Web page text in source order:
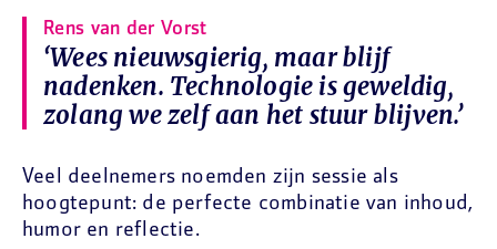
Rens van der Vorst
‘Wees nieuwsgierig, maar blijf
nadenken. Technologie is geweldig,
zolang we zelf aan het stuur blijven.’
Veel deelnemers noemden zijn sessie als
hoogtepunt: de perfecte combinatie van inhoud,
humor en reflectie.